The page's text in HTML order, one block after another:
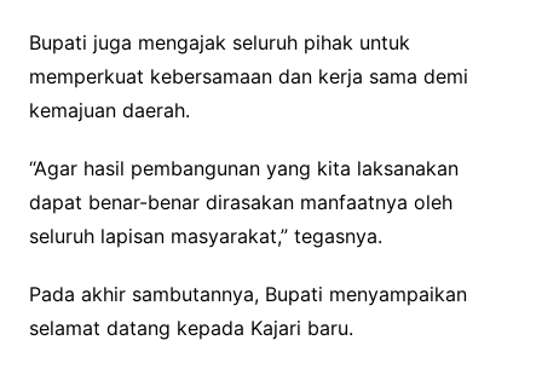
Bupati juga mengajak seluruh pihak untuk
memperkuat kebersamaan dan kerja sama demi
kemajuan daerah.
“Agar hasil pembangunan yang kita laksanakan
dapat benar-benar dirasakan manfaatnya oleh
seluruh lapisan masyarakat,” tegasnya.
Pada akhir sambutannya, Bupati menyampaikan
selamat datang kepada Kajari baru.